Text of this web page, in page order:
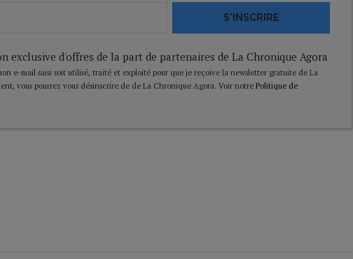
S'INSCRIRE
exclusive d'offres de la part de partenaires de La Chronique Agora
e-mail saisi soit utilisé, traité et exploité pour que je reçoive la newsletter gratuite de La
vous pourrez vous désinscrire de de La Chronique Agora. Voir notre Politique de